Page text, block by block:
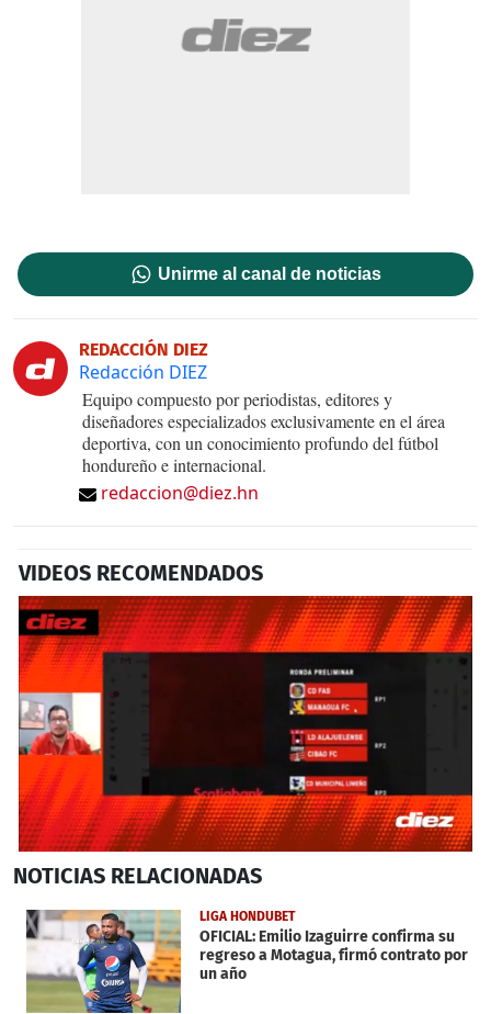
Unirme al canal de noticias
REDACCIÓN DIEZ
Redacción DIEZ
Equipo compuesto por periodistas, editores y
diseñadores especializados exclusivamente en el área
deportiva, con un conocimiento profundo del fútbol
hondureño e internacional.
redaccion@diez.hn
VIDEOS RECOMENDADOS
seconds
3
minutes,
6
seconds
NOTICIAS RELACIONADAS
LIGA HONDUBET
OFICIAL: Emilio Izaguirre confirma su
regreso a Motagua, firmó contrato por
un año